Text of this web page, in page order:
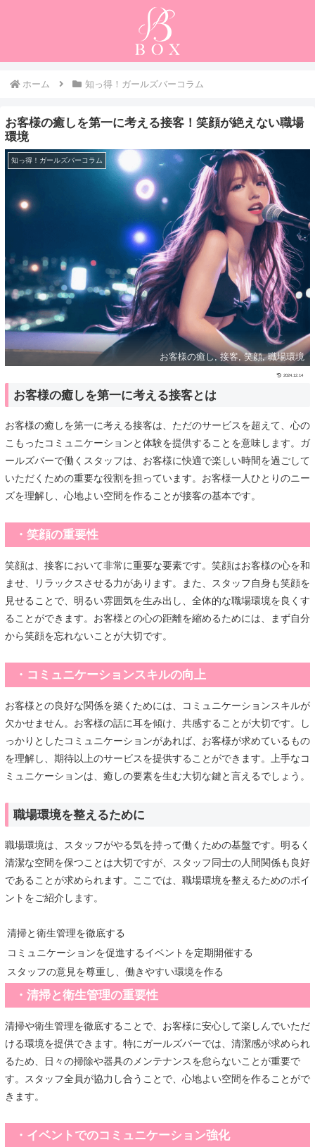
ホーム 知っ得！ガールズバーコラム
お客様の癒しを第一に考える接客！笑顔が絶えない職場
環境
知っ得！ガールズバーコラム
お客様の癒し, 接客, 笑顔, 職場環境
2024.12.14
お客様の癒しを第一に考える接客とは
お客様の癒しを第一に考える接客は、ただのサービスを超えて、心の
こもったコミュニケーションと体験を提供することを意味します。ガ
ールズバーで働くスタッフは、お客様に快適で楽しい時間を過ごして
いただくための重要な役割を担っています。お客様一人ひとりのニー
ズを理解し、心地よい空間を作ることが接客の基本です。
・笑顔の重要性
笑顔は、接客において非常に重要な要素です。笑顔はお客様の心を和
ませ、リラックスさせる力があります。また、スタッフ自身も笑顔を
見せることで、明るい雰囲気を生み出し、全体的な職場環境を良くす
ることができます。お客様との心の距離を縮めるためには、まず自分
から笑顔を忘れないことが大切です。
・コミュニケーションスキルの向上
お客様との良好な関係を築くためには、コミュニケーションスキルが
欠かせません。お客様の話に耳を傾け、共感することが大切です。し
っかりとしたコミュニケーションがあれば、お客様が求めているもの
を理解し、期待以上のサービスを提供することができます。上手なコ
ミュニケーションは、癒しの要素を生む大切な鍵と言えるでしょう。
職場環境を整えるために
職場環境は、スタッフがやる気を持って働くための基盤です。明るく
清潔な空間を保つことは大切ですが、スタッフ同士の人間関係も良好
であることが求められます。ここでは、職場環境を整えるためのポイ
ントをご紹介します。
清掃と衛生管理を徹底する
コミュニケーションを促進するイベントを定期開催する
スタッフの意見を尊重し、働きやすい環境を作る
・清掃と衛生管理の重要性
清掃や衛生管理を徹底することで、お客様に安心して楽しんでいただ
ける環境を提供できます。特にガールズバーでは、清潔感が求められ
るため、日々の掃除や器具のメンテナンスを怠らないことが重要で
す。スタッフ全員が協力し合うことで、心地よい空間を作ることがで
きます。
・イベントでのコミュニケーション強化